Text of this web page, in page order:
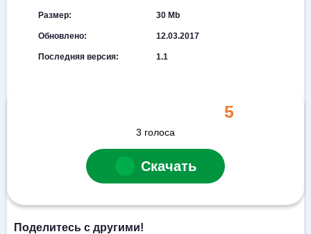
Размер: 30 Mb
Обновлено: 12.03.2017
Последняя версия: 1.1
5
3 голоса
Скачать